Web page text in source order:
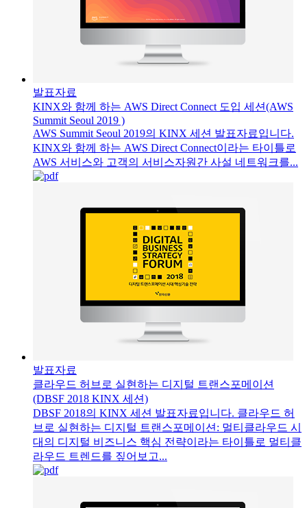
발표자료
KINX와 함께 하는 AWS Direct Connect 도입 세션(AWS
Summit Seoul 2019 )
AWS Summit Seoul 2019의 KINX 세션 발표자료입니다.
KINX와 함께 하는 AWS Direct Connect이라는 타이틀로
AWS 서비스와 고객의 서비스자원간 사설 네트워크를...
발표자료
클라우드 허브로 실현하는 디지털 트랜스포메이션
(DBSF 2018 KINX 세션)
DBSF 2018의 KINX 세션 발표자료입니다. 클라우드 허
브로 실현하는 디지털 트랜스포메이션: 멀티클라우드 시
대의 디지털 비즈니스 핵심 전략이라는 타이틀로 멀티클
라우드 트렌드를 짚어보고...